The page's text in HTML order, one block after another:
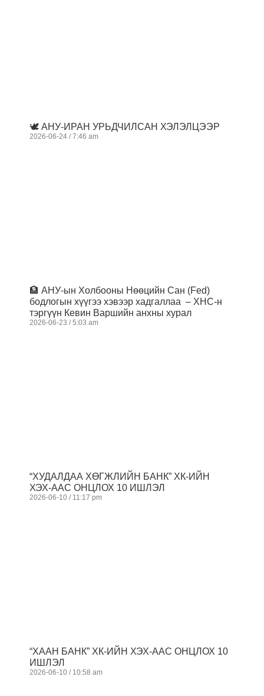
🕊️ АНУ-ИРАН УРЬДЧИЛСАН ХЭЛЭЛЦЭЭР
2026-06-24 7:46 am
🏦 АНУ-ын Холбооны Нөөцийн Сан (Fed)
бодлогын хүүгээ хэвээр хадгаллаа – ХНС-н
тэргүүн Кевин Варшийн анхны хурал
2026-06-23 5:03 am
“ХУДАЛДАА ХӨГЖЛИЙН БАНК” ХК-ИЙН
ХЭХ-ААС ОНЦЛОХ 10 ИШЛЭЛ
2026-06-10 11:17 pm
“ХААН БАНК” ХК-ИЙН ХЭХ-ААС ОНЦЛОХ 10
ИШЛЭЛ
2026-06-10 10:58 am